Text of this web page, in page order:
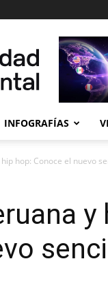
INFOGRAFÍAS
hop: Conoce el nuevo
y